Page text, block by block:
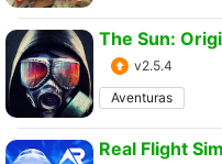
The Sun:
v2.5.4
Aventuras
Real Flight